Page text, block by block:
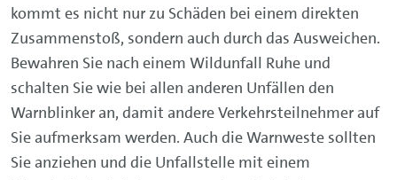
kommt es nicht nur zu Schäden bei einem direkten
Zusammenstoß, sondern auch durch das Ausweichen.
Bewahren Sie nach einem Wildunfall Ruhe und
schalten Sie wie bei allen anderen Unfällen den
Warnblinker an, damit andere Verkehrsteilnehmer auf
Sie aufmerksam werden. Auch die Warnweste sollten
Sie anziehen und die Unfallstelle mit einem